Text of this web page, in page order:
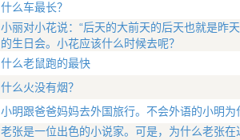
什么车最长？
小丽对小花说：“后天的大前天的后天也就是昨
的生日会。小花应该什么时候去呢？
什么老鼠跑的最快
什么火没有烟？
小明跟爸爸妈妈去外国旅行。不会外语的小明
老张是一位出色的小说家。可是，为什么老张